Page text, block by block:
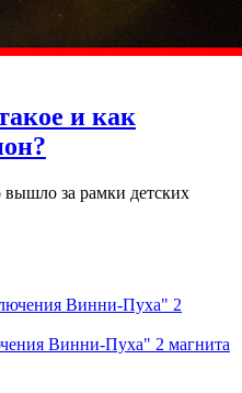
и как
за рамки детских
Винни-Пуха" 2 магнита